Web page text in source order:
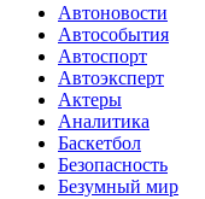
Автоновости
Автособытия
Автоспорт
Автоэксперт
Актеры
Аналитика
Баскетбол
Безопасность
Безумный мир